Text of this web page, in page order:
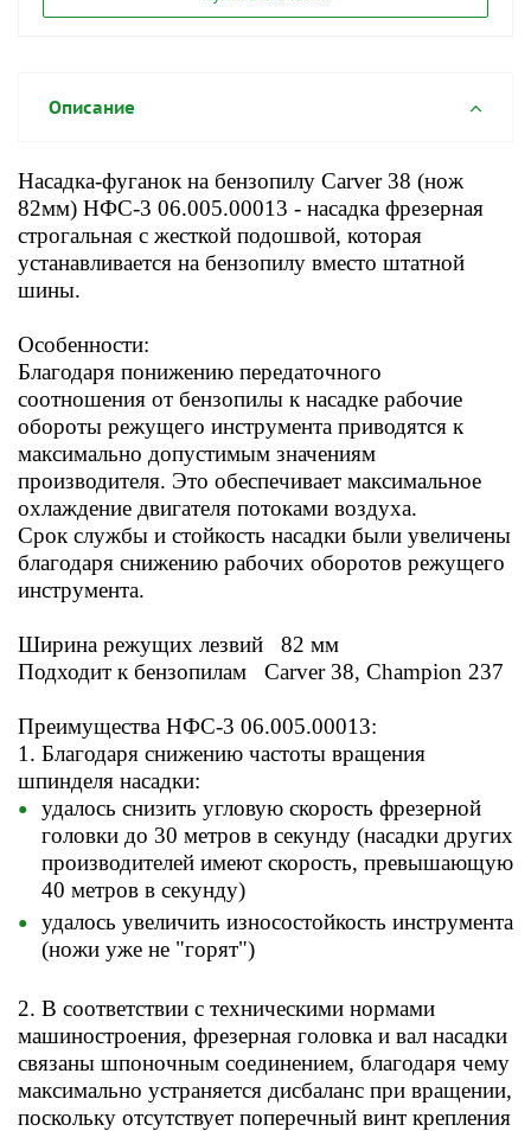
Описание
Насадка-фуганок на бензопилу Carver 38 (нож
82мм) НФС-3 06.005.00013 - насадка фрезерная
строгальная с жесткой подошвой, которая
устанавливается на бензопилу вместо штатной
шины.
Особенности:
Благодаря понижению передаточного
соотношения от бензопилы к насадке рабочие
обороты режущего инструмента приводятся к
максимально допустимым значениям
производителя. Это обеспечивает максимальное
охлаждение двигателя потоками воздуха.
Срок службы и стойкость насадки были увеличены
благодаря снижению рабочих оборотов режущего
инструмента.
Ширина режущих лезвий 82 мм
Подходит к бензопилам Carver 38, Champion 237
Преимущества НФС-3 06.005.00013:
1. Благодаря снижению частоты вращения
шпинделя насадки:
удалось снизить угловую скорость фрезерной
головки до 30 метров в секунду (насадки других
производителей имеют скорость, превышающую
40 метров в секунду)
удалось увеличить износостойкость инструмента
(ножи уже не "горят")
2. В соответствии с техническими нормами
машиностроения, фрезерная головка и вал насадки
связаны шпоночным соединением, благодаря чему
максимально устраняется дисбаланс при вращении,
поскольку отсутствует поперечный винт крепления